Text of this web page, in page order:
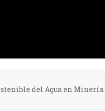
del Agua en Minería